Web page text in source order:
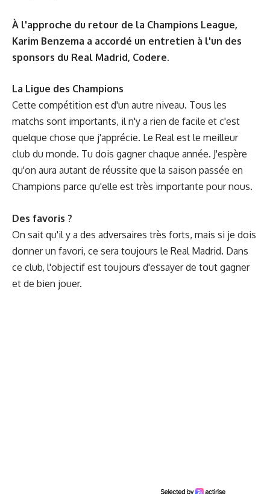
À l'approche du retour de la Champions League,
Karim Benzema a accordé un entretien à l'un des
sponsors du Real Madrid, Codere.
La Ligue des Champions
Cette compétition est d'un autre niveau. Tous les
matchs sont importants, il n'y a rien de facile et c'est
quelque chose que j'apprécie. Le Real est le meilleur
club du monde. Tu dois gagner chaque année. J'espère
qu'on aura autant de réussite que la saison passée en
Champions parce qu'elle est très importante pour nous.
Des favoris ?
On sait qu'il y a des adversaires très forts, mais si je dois
donner un favori, ce sera toujours le Real Madrid. Dans
ce club, l'objectif est toujours d'essayer de tout gagner
et de bien jouer.